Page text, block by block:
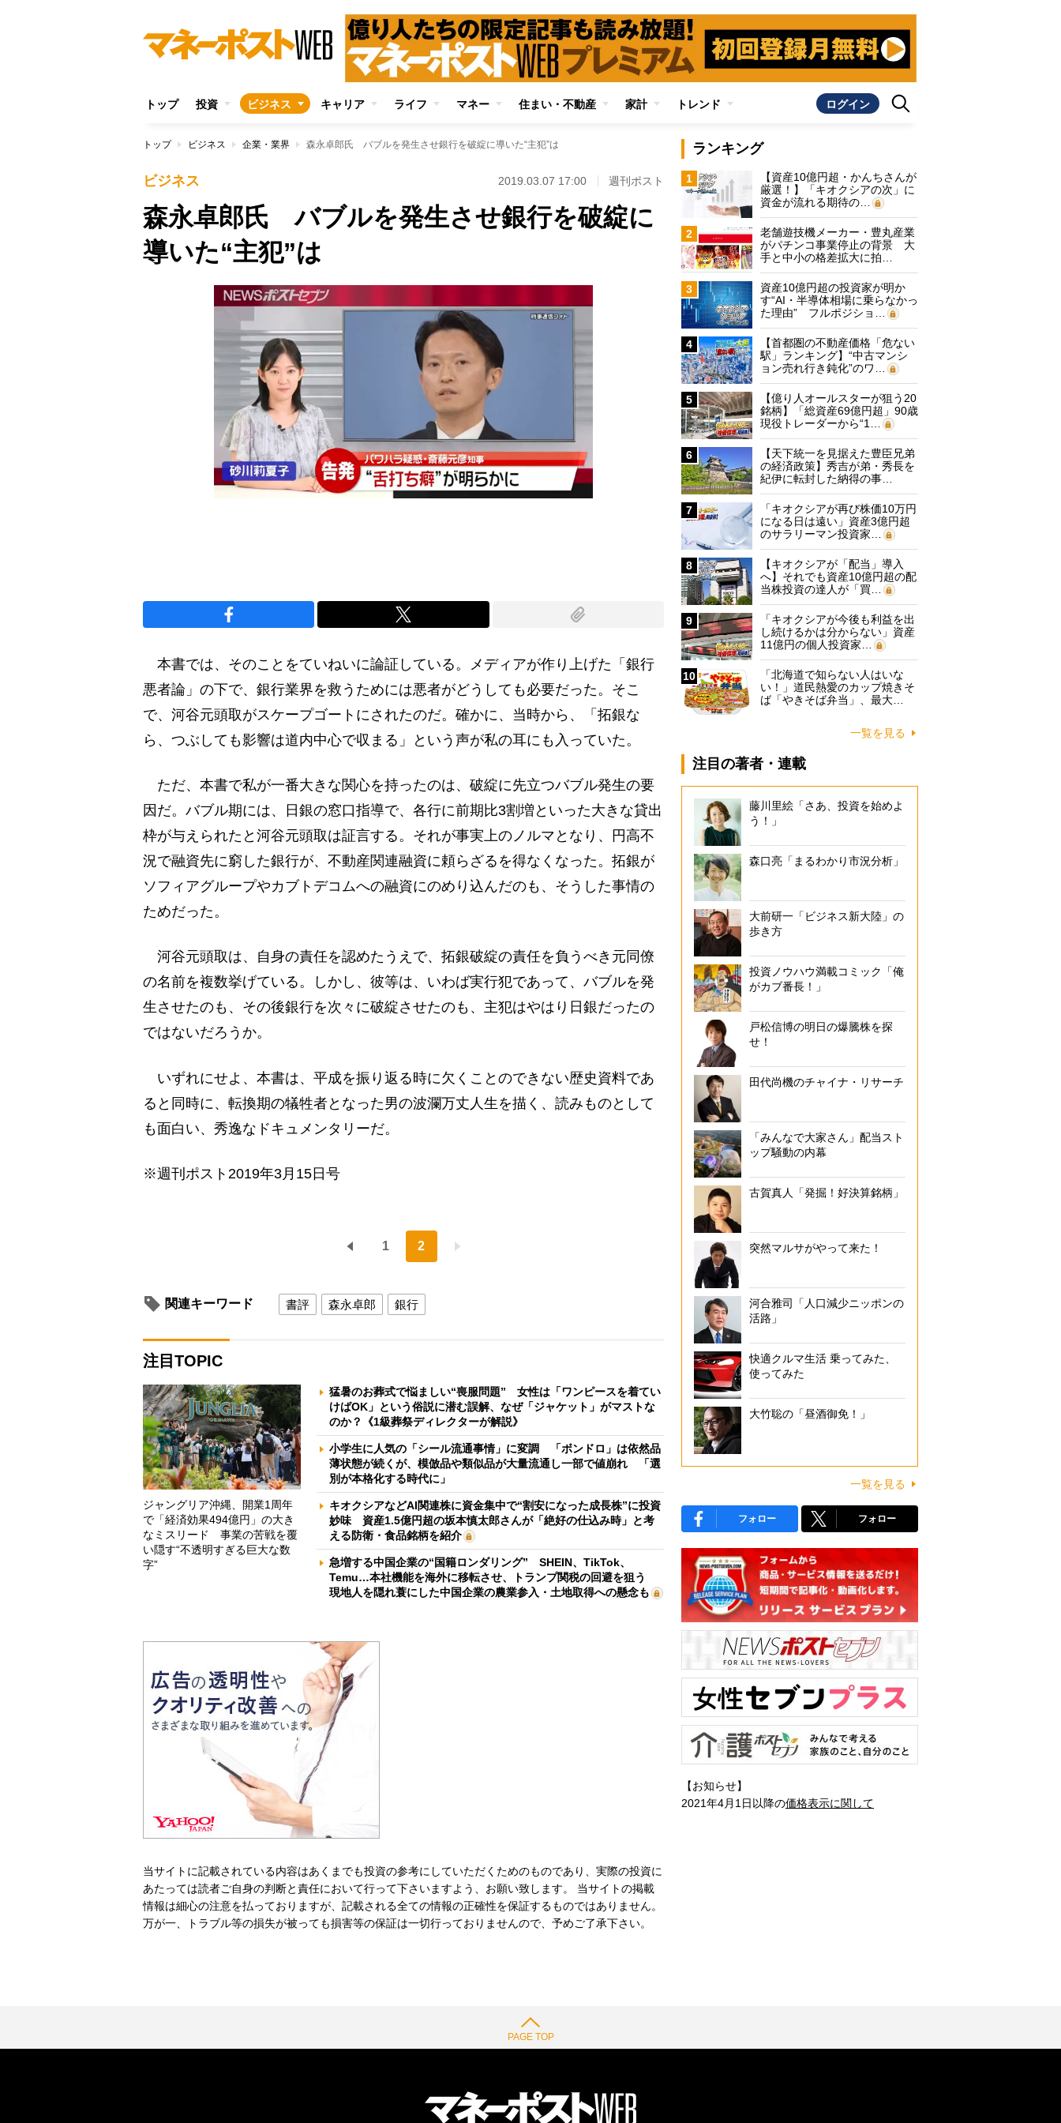
トップ 投資 ビジネス キャリア ライフ マネー 住まい・不動産 家計 トレンド ログイン
トップ ビジネス 企業・業界 森永卓郎氏 バブルを発生させ銀行を破綻に導いた“主犯”は
ビジネス 2019.03.07 17:00 週刊ポスト
森永卓郎氏 バブルを発生させ銀行を破綻に
導いた“主犯”は
本書では、そのことをていねいに論証している。メディアが作り上げた「銀行
悪者論」の下で、銀行業界を救うためには悪者がどうしても必要だった。そこ
で、河谷元頭取がスケープゴートにされたのだ。確かに、当時から、「拓銀な
ら、つぶしても影響は道内中心で収まる」という声が私の耳にも入っていた。
ただ、本書で私が一番大きな関心を持ったのは、破綻に先立つバブル発生の要
因だ。バブル期には、日銀の窓口指導で、各行に前期比3割増といった大きな貸出
枠が与えられたと河谷元頭取は証言する。それが事実上のノルマとなり、円高不
況で融資先に窮した銀行が、不動産関連融資に頼らざるを得なくなった。拓銀が
ソフィアグループやカブトデコムへの融資にのめり込んだのも、そうした事情の
ためだった。
河谷元頭取は、自身の責任を認めたうえで、拓銀破綻の責任を負うべき元同僚
の名前を複数挙げている。しかし、彼等は、いわば実行犯であって、バブルを発
生させたのも、その後銀行を次々に破綻させたのも、主犯はやはり日銀だったの
ではないだろうか。
いずれにせよ、本書は、平成を振り返る時に欠くことのできない歴史資料であ
ると同時に、転換期の犠牲者となった男の波瀾万丈人生を描く、読みものとして
も面白い、秀逸なドキュメンタリーだ。
※週刊ポスト2019年3月15日号
1 2
関連キーワード 書評 森永卓郎 銀行
注目TOPIC
ジャングリア沖縄、開業1周年
で「経済効果494億円」の大き
なミスリード 事業の苦戦を覆
い隠す“不透明すぎる巨大な数
字”
猛暑のお葬式で悩ましい“喪服問題” 女性は「ワンピースを着てい
けばOK」という俗説に潜む誤解、なぜ「ジャケット」がマストな
のか？《1級葬祭ディレクターが解説》
小学生に人気の「シール流通事情」に変調 「ボンドロ」は依然品
薄状態が続くが、模倣品や類似品が大量流通し一部で値崩れ 「選
別が本格化する時代に」
キオクシアなどAI関連株に資金集中で“割安になった成長株”に投資
妙味 資産1.5億円超の坂本慎太郎さんが「絶好の仕込み時」と考
える防衛・食品銘柄を紹介
急増する中国企業の“国籍ロンダリング” SHEIN、TikTok、
Temu…本社機能を海外に移転させ、トランプ関税の回避を狙う
現地人を隠れ蓑にした中国企業の農業参入・土地取得への懸念も
当サイトに記載されている内容はあくまでも投資の参考にしていただくためのものであり、実際の投資に
あたっては読者ご自身の判断と責任において行って下さいますよう、お願い致します。 当サイトの掲載
情報は細心の注意を払っておりますが、記載される全ての情報の正確性を保証するものではありません。
万が一、トラブル等の損失が被っても損害等の保証は一切行っておりませんので、予めご了承下さい。
ランキング
1
【資産10億円超・かんちさんが
厳選！】「キオクシアの次」に
資金が流れる期待の…
2
老舗遊技機メーカー・豊丸産業
がパチンコ事業停止の背景 大
手と中小の格差拡大に拍…
3
資産10億円超の投資家が明か
す“AI・半導体相場に乗らなかっ
た理由” フルポジショ…
4
【首都圏の不動産価格「危ない
駅」ランキング】“中古マンシ
ョン売れ行き鈍化”のワ…
5
【億り人オールスターが狙う20
銘柄】「総資産69億円超」90歳
現役トレーダーから“1…
6
【天下統一を見据えた豊臣兄弟
の経済政策】秀吉が弟・秀長を
紀伊に転封した納得の事…
7
「キオクシアが再び株価10万円
になる日は遠い」資産3億円超
のサラリーマン投資家…
8
【キオクシアが「配当」導入
へ】それでも資産10億円超の配
当株投資の達人が「買…
9
「キオクシアが今後も利益を出
し続けるかは分からない」資産
11億円の個人投資家…
10
「北海道で知らない人はいな
い！」道民熱愛のカップ焼きそ
ば「やきそば弁当」、最大…
一覧を見る
注目の著者・連載
藤川里絵「さあ、投資を始めよ
う！」
森口亮「まるわかり市況分析」
大前研一「ビジネス新大陸」の
歩き方
投資ノウハウ満載コミック「俺
がカブ番長！」
戸松信博の明日の爆騰株を探
せ！
田代尚機のチャイナ・リサーチ
「みんなで大家さん」配当スト
ップ騒動の内幕
古賀真人「発掘！好決算銘柄」
突然マルサがやって来た！
河合雅司「人口減少ニッポンの
活路」
快適クルマ生活 乗ってみた、
使ってみた
大竹聡の「昼酒御免！」
一覧を見る
フォロー フォロー
【お知らせ】
2021年4月1日以降の価格表示に関して
PAGE TOP